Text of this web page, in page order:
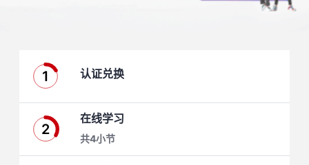
1 认证兑换
2
在线学习
共4小节